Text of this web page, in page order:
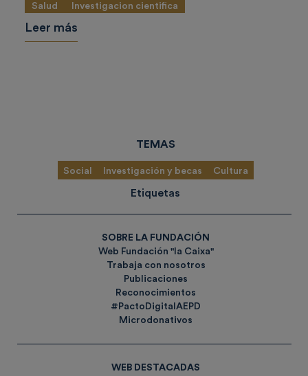
Salud Investigacion cientifica
Leer más
TEMAS
Social Investigación y becas Cultura
Etiquetas
SOBRE LA FUNDACIÓN
Web Fundación "la Caixa"
Trabaja con nosotros
Publicaciones
Reconocimientos
#PactoDigitalAEPD
Microdonativos
WEB DESTACADAS